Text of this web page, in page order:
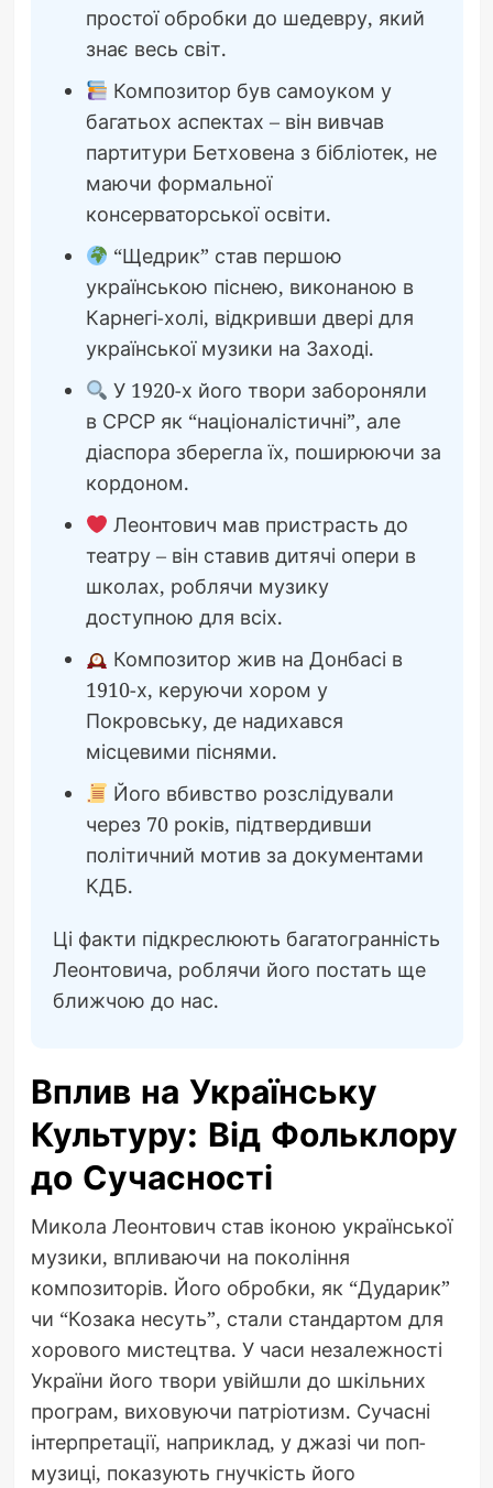
простої обробки до шедевру, який
знає весь світ.
Композитор був самоуком у
багатьох аспектах – він вивчав
партитури Бетховена з бібліотек, не
маючи формальної
консерваторської освіти.
“Щедрик” став першою
українською піснею, виконаною в
Карнегі-холі, відкривши двері для
української музики на Заході.
У 1920-х його твори забороняли
в СРСР як “націоналістичні”, але
діаспора зберегла їх, поширюючи за
кордоном.
Леонтович мав пристрасть до
театру – він ставив дитячі опери в
школах, роблячи музику
доступною для всіх.
Композитор жив на Донбасі в
1910-х, керуючи хором у
Покровську, де надихався
місцевими піснями.
Його вбивство розслідували
через 70 років, підтвердивши
політичний мотив за документами
КДБ.
Ці факти підкреслюють багатогранність
Леонтовича, роблячи його постать ще
ближчою до нас.
Вплив на Українську
Культуру: Від Фольклору
до Сучасності
Микола Леонтович став іконою української
музики, впливаючи на покоління
композиторів. Його обробки, як “Дударик”
чи “Козака несуть”, стали стандартом для
хорового мистецтва. У часи незалежності
України його твори увійшли до шкільних
програм, виховуючи патріотизм. Сучасні
інтерпретації, наприклад, у джазі чи поп-
музиці, показують гнучкість його